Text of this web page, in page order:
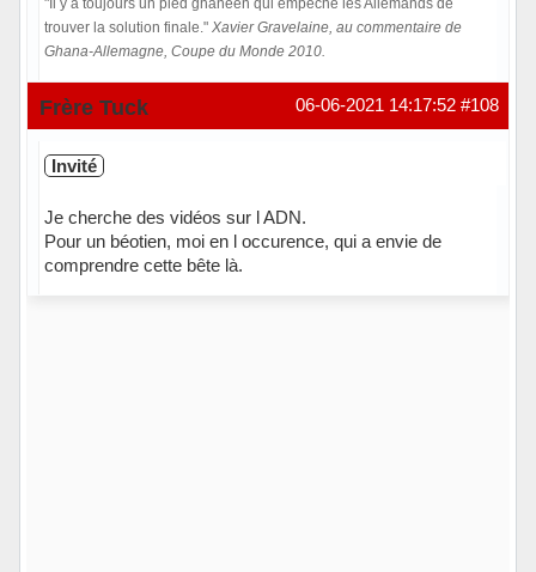
"Il y a toujours un pied ghanéen qui empêche les Allemands de
trouver la solution finale." Xavier Gravelaine, au commentaire de
Ghana-Allemagne, Coupe du Monde 2010.
Hors ligne #108
06-06-2021 14:17:52
Frère Tuck
Invité
Je cherche des vidéos sur l ADN.
Pour un béotien, moi en l occurence, qui a envie de
comprendre cette bête là.